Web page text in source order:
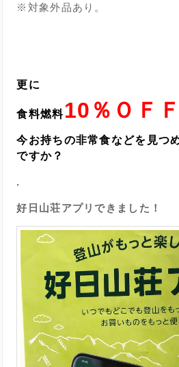
※対象外品あり。
更に
食料燃料10％ＯＦＦ
今お持ちの非常食などを見つ
ですか？
.
好日山荘アプリできました！